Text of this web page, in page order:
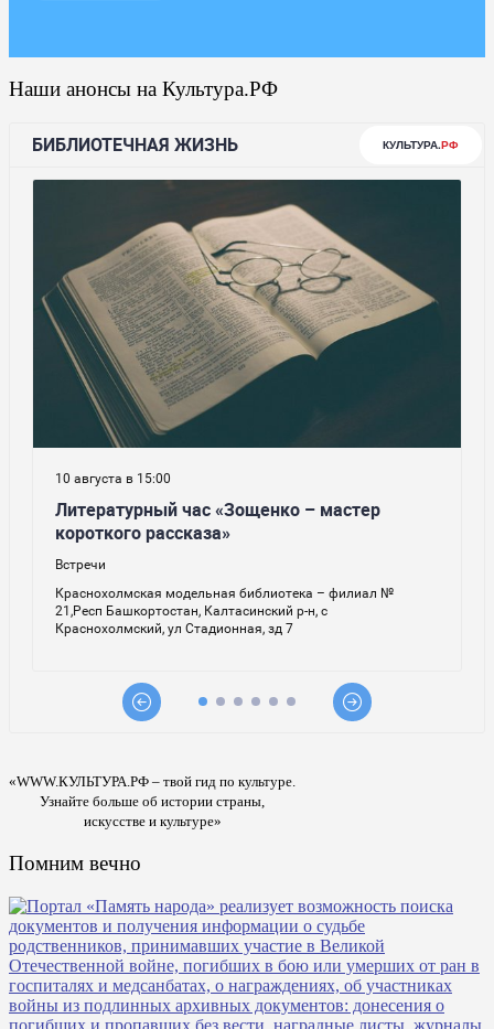
Наши анонсы на Культура.РФ
«WWW.КУЛЬТУРА.РФ – твой гид по культуре.
Узнайте больше об истории страны,
искусстве и культуре»
Помним вечно